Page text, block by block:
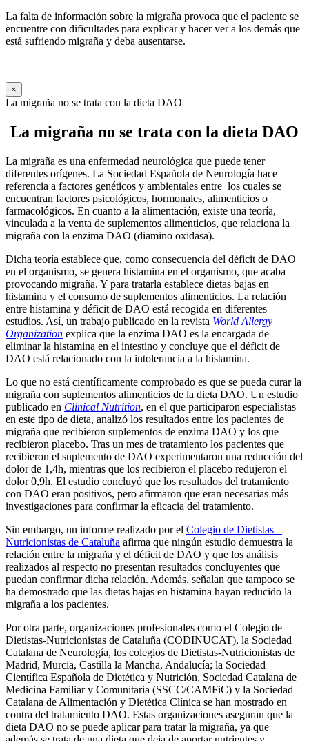
La falta de información sobre la migraña provoca que el paciente se
encuentre con dificultades para explicar y hacer ver a los demás que
está sufriendo migraña y deba ausentarse.
×
La migraña no se trata con la dieta DAO
La migraña no se trata con la dieta DAO
La migraña es una enfermedad neurológica que puede tener
diferentes orígenes. La Sociedad Española de Neurología hace
referencia a factores genéticos y ambientales entre los cuales se
encuentran factores psicológicos, hormonales, alimenticios o
farmacológicos. En cuanto a la alimentación, existe una teoría,
vinculada a la venta de suplementos alimenticios, que relaciona la
migraña con la enzima DAO (diamino oxidasa).
Dicha teoría establece que, como consecuencia del déficit de DAO
en el organismo, se genera histamina en el organismo, que acaba
provocando migraña. Y para tratarla establece dietas bajas en
histamina y el consumo de suplementos alimenticios. La relación
entre histamina y déficit de DAO está recogida en diferentes
estudios. Así, un trabajo publicado en la revista World Allergy
Organization explica que la enzima DAO es la encargada de
eliminar la histamina en el intestino y concluye que el déficit de
DAO está relacionado con la intolerancia a la histamina.
Lo que no está científicamente comprobado es que se pueda curar la
migraña con suplementos alimenticios de la dieta DAO. Un estudio
publicado en Clinical Nutrition, en el que participaron especialistas
en este tipo de dieta, analizó los resultados entre los pacientes de
migraña que recibieron suplementos de enzima DAO y los que
recibieron placebo. Tras un mes de tratamiento los pacientes que
recibieron el suplemento de DAO experimentaron una reducción del
dolor de 1,4h, mientras que los recibieron el placebo redujeron el
dolor 0,9h. El estudio concluyó que los resultados del tratamiento
con DAO eran positivos, pero afirmaron que eran necesarias más
investigaciones para confirmar la eficacia del tratamiento.
Sin embargo, un informe realizado por el Colegio de Dietistas –
Nutricionistas de Cataluña afirma que ningún estudio demuestra la
relación entre la migraña y el déficit de DAO y que los análisis
realizados al respecto no presentan resultados concluyentes que
puedan confirmar dicha relación. Además, señalan que tampoco se
ha demostrado que las dietas bajas en histamina hayan reducido la
migraña a los pacientes.
Por otra parte, organizaciones profesionales como el Colegio de
Dietistas-Nutricionistas de Cataluña (CODINUCAT), la Sociedad
Catalana de Neurología, los colegios de Dietistas-Nutricionistas de
Madrid, Murcia, Castilla la Mancha, Andalucía; la Sociedad
Científica Española de Dietética y Nutrición, Sociedad Catalana de
Medicina Familiar y Comunitaria (SSCC/CAMFiC) y la Sociedad
Catalana de Alimentación y Dietética Clínica se han mostrado en
contra del tratamiento DAO. Estas organizaciones aseguran que la
dieta DAO no se puede aplicar para tratar la migraña, ya que